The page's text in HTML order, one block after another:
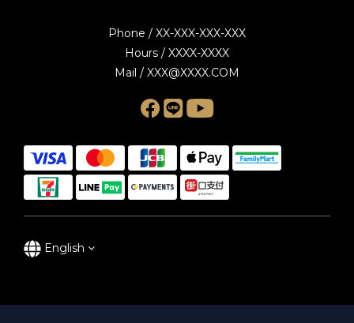
Phone / XX-XXX-XXX-XXX
Hours / XXXX-XXXX
Mail / XXX@XXXX.COM
English